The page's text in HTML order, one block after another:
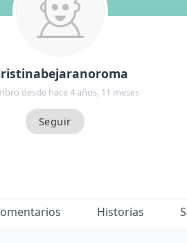
desde hace 4 años, 11 meses
Historias